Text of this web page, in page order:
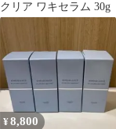
クリア ワキセラム 30g
¥8,800